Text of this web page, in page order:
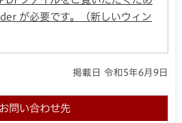
が必要です。（新しいウィン
掲載日 令和5年6月9日
問い合わせ先